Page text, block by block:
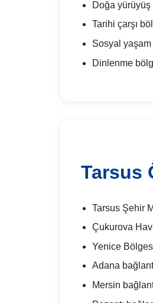
Doğa yürüyüş
Tarihi çarşı
Sosyal yaşam
Dinlenme
Tarsus
Tarsus Şehir
Çukurova
Yenice
Adana
Mersin